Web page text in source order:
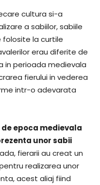
cultura si-a
a sabiilor, sabiile
folosite la curtile
erau diferite de
in perioada medievala
fierului in vederea
intr-o adevarata
epoca medievala
unor sabii
fierarii au creat un
realizarea unor
acest aliaj fiind